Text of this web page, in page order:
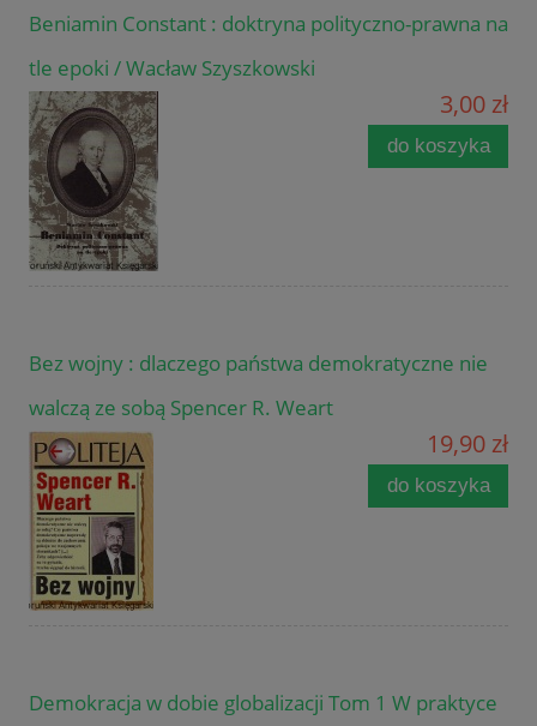
Beniamin Constant : doktryna polityczno-prawna na
tle epoki / Wacław Szyszkowski
3,00 zł
do koszyka
Bez wojny : dlaczego państwa demokratyczne nie
walczą ze sobą Spencer R. Weart
19,90 zł
do koszyka
Demokracja w dobie globalizacji Tom 1 W praktyce